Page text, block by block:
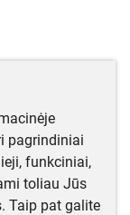
pagrindiniai
funkciniai,
toliau Jūs
Taip pat galite